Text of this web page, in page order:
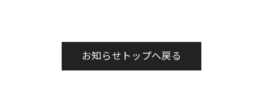
お知らせトップへ戻る